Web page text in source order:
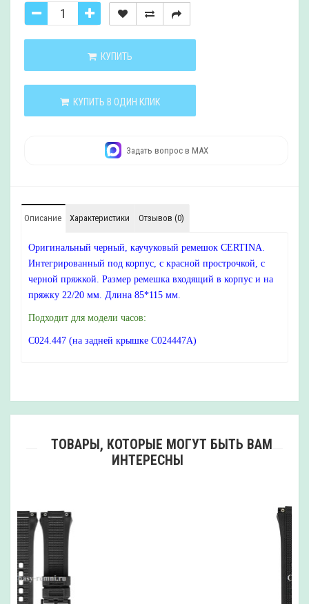
КУПИТЬ
КУПИТЬ В ОДИН КЛИК
Задать вопрос в MAX
Описание Характеристики Отзывов (0)
Оригинальный черный, каучуковый ремешок CERTINA.
Интегрированный под корпус, с красной прострочкой, с
черной пряжкой. Размер ремешка входящий в корпус и на
пряжку 22/20 мм. Длина 85*115 мм.
Подходит для модели часов:
С024.447 (на задней крышке C024447A)
ТОВАРЫ, КОТОРЫЕ МОГУТ БЫТЬ ВАМ
ИНТЕРЕСНЫ